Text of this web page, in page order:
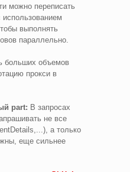
можно переписать
выполнять
параллельно.
больших объемов
прокси в
part: В запросах
не все
а только
еще сильнее